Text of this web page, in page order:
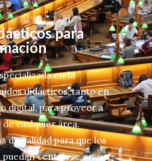
para
en la
didácticos, tanto en
digital, para proveer a
cualquier área.
de calidad para que los
centrarse en sus